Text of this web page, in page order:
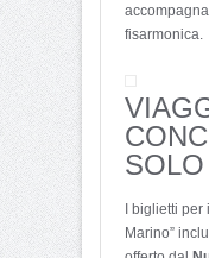
fisarmonica.
I biglietti per
Marino”